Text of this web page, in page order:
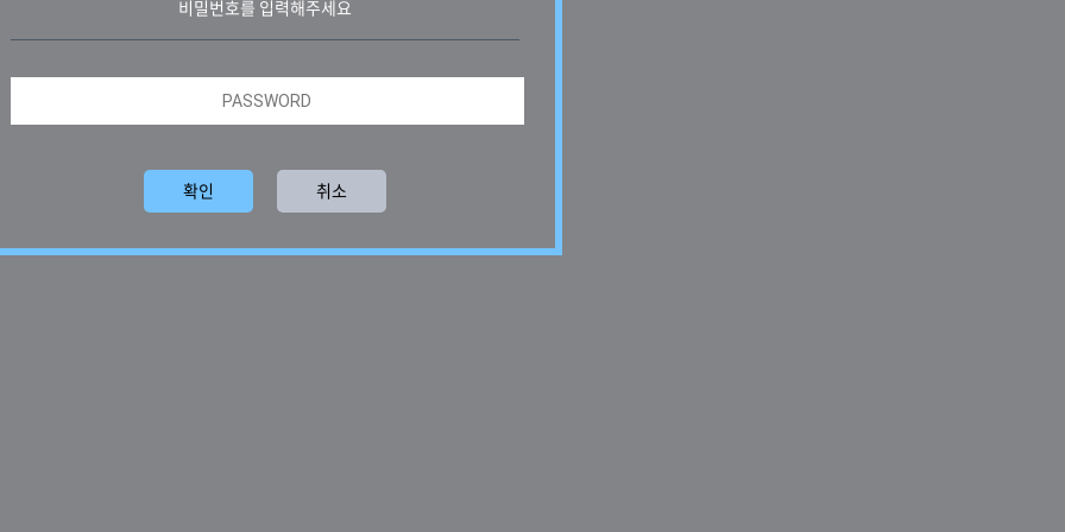
비밀번호를 입력해주세요
확인 취소